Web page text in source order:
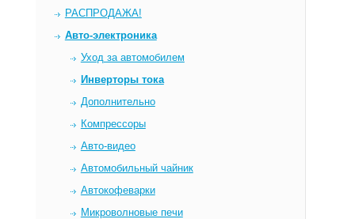
РАСПРОДАЖА!
Авто-электроника
Уход за автомобилем
Инверторы тока
Дополнительно
Компрессоры
Авто-видео
Автомобильный чайник
Автокофеварки
Микроволновые печи